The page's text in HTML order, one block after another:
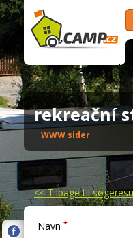
rekreační
WWW sider
<<Tilbage til
Navn *